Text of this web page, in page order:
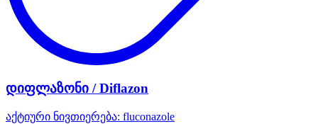
დიფლაზონი / Diflazon
აქტიური ნივთიერება: fluconazole